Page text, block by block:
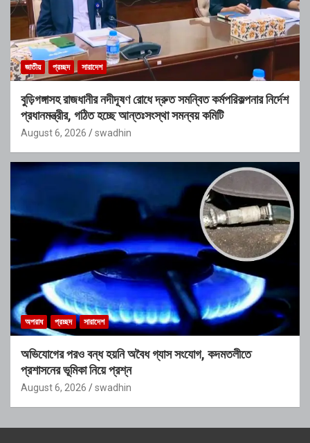
জাতীয় প্রচ্ছদ সারাদেশ
বুড়িগঙ্গাসহ রাজধানীর নদীদূষণ রোধে দ্রুত সমন্বিত কর্মপরিকল্পনার নির্দেশ
প্রধানমন্ত্রীর, গঠিত হচ্ছে আন্তঃসংস্থা সমন্বয় কমিটি
August 6, 2026 swadhin
অপরাধ প্রচ্ছদ সারাদেশ
অভিযোগের পরও বন্ধ হয়নি অবৈধ গ্যাস সংযোগ, কদমতলীতে
প্রশাসনের ভূমিকা নিয়ে প্রশ্ন
August 6, 2026 swadhin